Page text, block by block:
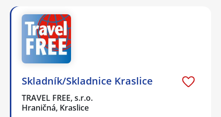
Skladník/Skladnice Kraslice
TRAVEL FREE, s.r.o.
Hraničná, Kraslice